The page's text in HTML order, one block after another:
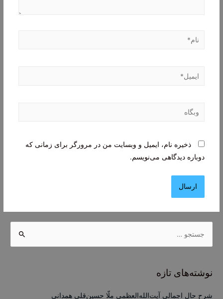
نام*
ایمیل*
وبگاه
ذخیره نام، ایمیل و وبسایت من در مرورگر برای زمانی که
دوباره دیدگاهی می‌نویسم.
ب
نوشته‌های تازه
شرح حال اجمالی آیت‌الله‌العظمی ملّا حسین‌قلی همدانی